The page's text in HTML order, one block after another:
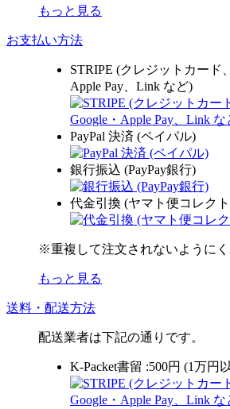
もっと見る
お支払い方法
STRIPE (クレジットカード
Apple Pay、Link など)
PayPal 決済 (ペイパル)
銀行振込 (PayPay銀行)
代金引換 (ヤマト便コレク
※重複して注文されないようにく
もっと見る
送料・配送方法
配送業者は下記の通りです。
K-Packet書留 :500円 (1万円